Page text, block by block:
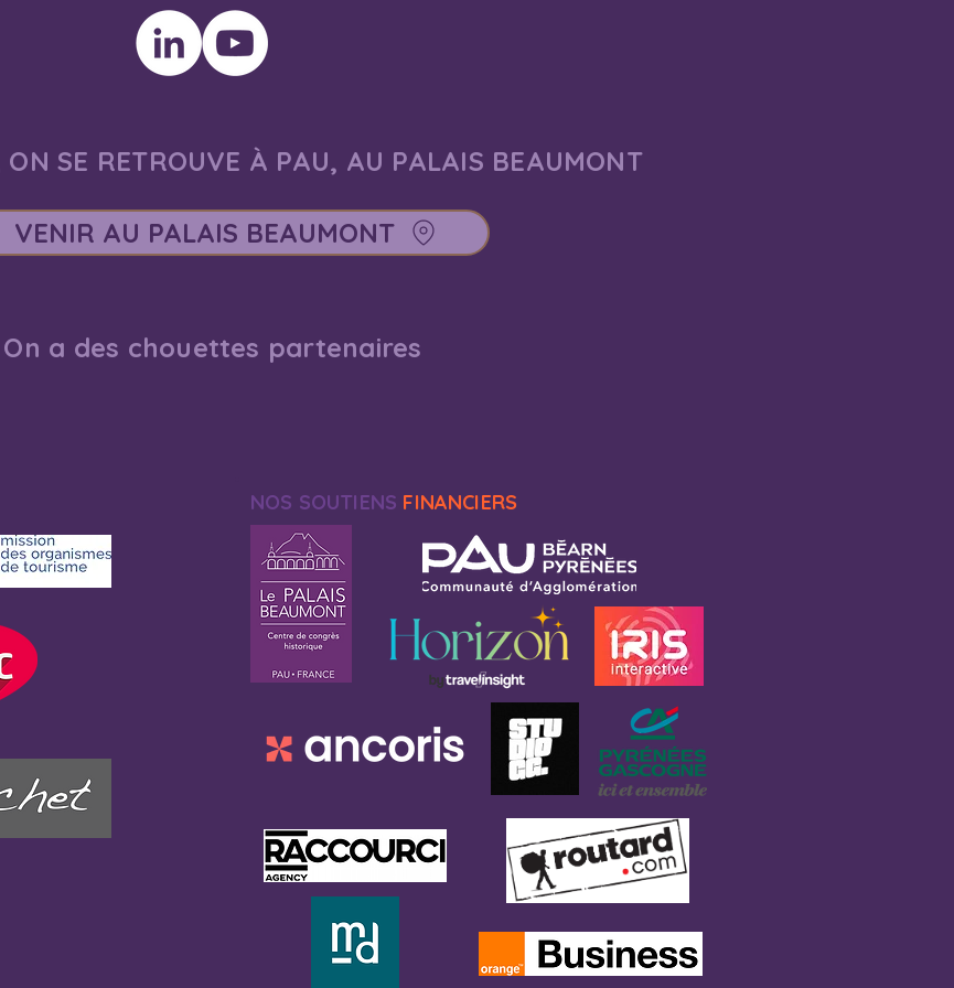
SE RETROUVE À PAU, AU PALAIS BEAUMONT
VENIR AU PALAIS BEAUMONT
On a des chouettes partenaires
NOS SOUTIENS FINANCIERS